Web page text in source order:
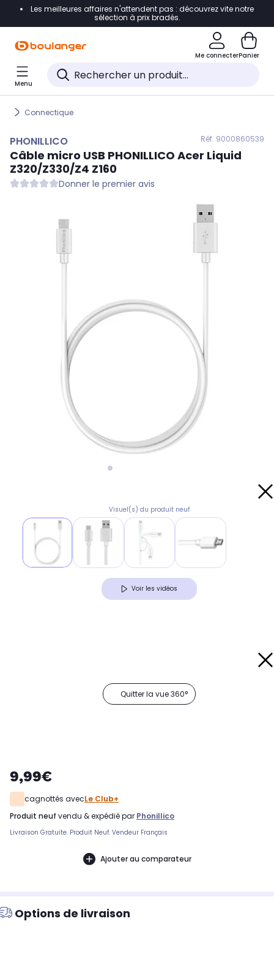
Accéder directement à la navigation
Accéder directement au pied de page
Accéder directement au chatbot
Les meilleures affaires n'attendent pas : découvrez vite notre
sélection à prix bradés.
Me connecterPanier
Menu
Connectique
PHONILLICO Réf. 9000860539
Câble micro USB PHONILLICO Acer Liquid
Z320/Z330/Z4 Z160
Donner le premier avis
Visuel(s) du produit neuf
Voir les vidéos
Quitter la vue 360°
9,99€
cagnottés avecLe Club+
produit neuf vendu & expédié par Phonillico
Livraison Gratuite. Produit Neuf. Vendeur Français
Ajouter au comparateur
Options de livraison